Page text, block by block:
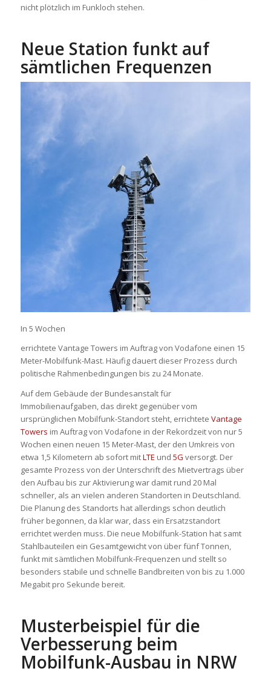
nicht plötzlich im Funkloch stehen.
Neue Station funkt auf
sämtlichen Frequenzen
In 5 Wochen
errichtete Vantage Towers im Auftrag von Vodafone einen 15
Meter-Mobilfunk-Mast. Häufig dauert dieser Prozess durch
politische Rahmenbedingungen bis zu 24 Monate.
Auf dem Gebäude der Bundesanstalt für
Immobilienaufgaben, das direkt gegenüber vom
ursprünglichen Mobilfunk-Standort steht, errichtete Vantage
Towers im Auftrag von Vodafone in der Rekordzeit von nur 5
Wochen einen neuen 15 Meter-Mast, der den Umkreis von
etwa 1,5 Kilometern ab sofort mitLTE und 5G versorgt. Der
gesamte Prozess von der Unterschrift des Mietvertrags über
den Aufbau bis zur Aktivierung war damit rund 20 Mal
schneller, als an vielen anderen Standorten in Deutschland.
Die Planung des Standorts hat allerdings schon deutlich
früher begonnen, da klar war, dass ein Ersatzstandort
errichtet werden muss. Die neue Mobilfunk-Station hat samt
Stahlbauteilen ein Gesamtgewicht von über fünf Tonnen,
funkt mit sämtlichen Mobilfunk-Frequenzen und stellt so
besonders stabile und schnelle Bandbreiten von bis zu 1.000
Megabit pro Sekunde bereit.
Musterbeispiel für die
Verbesserung beim
Mobilfunk-Ausbau in NRW